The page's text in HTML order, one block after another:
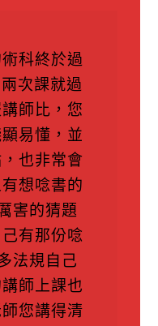
科終於過
次課就過
師比，您
易懂，並
也非常會
想唸書的
害的猜題
有那份唸
法規自己
師上課也
您講得清